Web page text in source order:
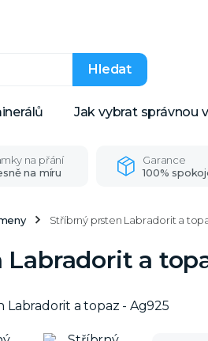
Jak vybrat správnou
Hledat
na přání
na míru
Garance
100%
Stříbrný prsten Labradorit a
a